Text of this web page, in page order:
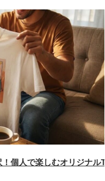
個人で楽しむオリジナ